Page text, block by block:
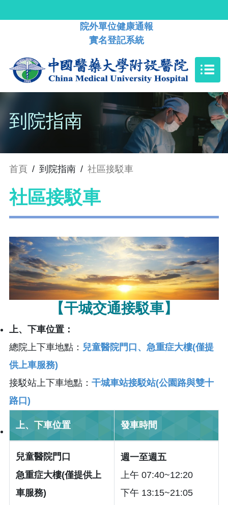
院外單位健康通報
實名登記系統
到院指南
首頁 / 到院指南 / 社區接駁車
社區接駁車
【干城交通接駁車】
上、下車位置：
總院上下車地點： 兒童醫院門口、急重症大樓(僅提
供上車服務)
接駁站上下車地點： 干城車站接駁站(公園路與雙十
路口)
上、下車位置 發車時間
兒童醫院門口
急重症大樓(僅提供上
車服務)
週一至週五
上午 07:40~12:20
下午 13:15~21:05